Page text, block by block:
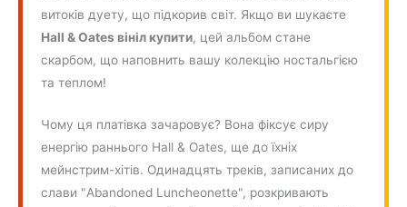
витоків дуету, що підкорив світ. Якщо ви шукаєте
Hall & Oates вініл купити, цей альбом стане
скарбом, що наповнить вашу колекцію ностальгією
та теплом!
Чому ця платівка зачаровує? Вона фіксує сиру
енергію раннього Hall & Oates, ще до їхніх
мейнстрим-хітів. Одинадцять треків, записаних до
слави "Abandoned Luncheonette", розкривають